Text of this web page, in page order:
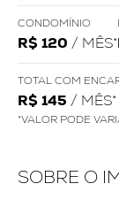
CONDOMÍNIO
R$ 120 / MÊS*
TOTAL COM
R$ 145 / MÊS*
*VALOR PODE
SOBRE O